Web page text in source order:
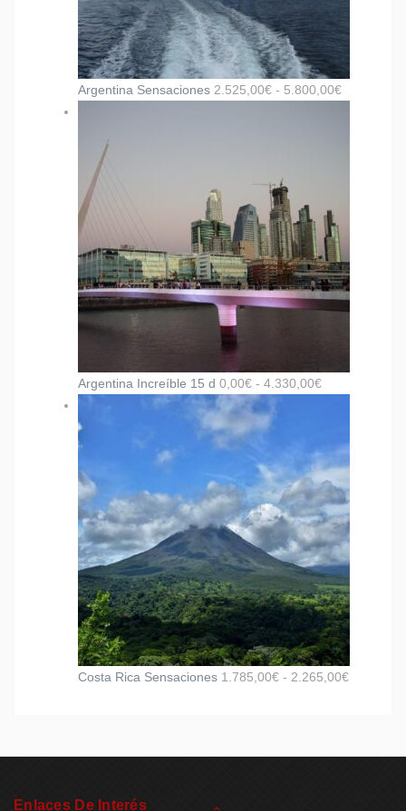
Argentina Sensaciones 2.525,00€ - 5.800,00€
Argentina Increíble 15 d 0,00€ - 4.330,00€
Costa Rica Sensaciones 1.785,00€ - 2.265,00€
Enlaces De Interés